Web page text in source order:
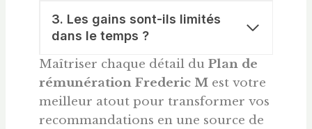
3. Les gains sont-ils limités
dans le temps ?
Maîtriser chaque détail du Plan de
rémunération Frederic M est votre
meilleur atout pour transformer vos
recommandations en une source de